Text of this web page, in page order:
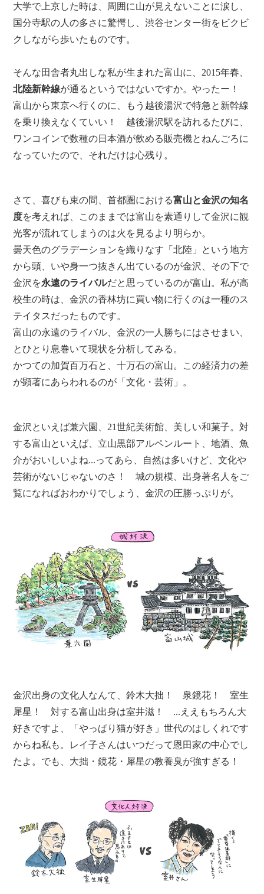
大学で上京した時は、周囲に山が見えないことに涙し、
国分寺駅の人の多さに驚愕し、渋谷センター街をビクビ
クしながら歩いたものです。
そんな田舎者丸出しな私が生まれた富山に、2015年春、
北陸新幹線が通るというではないですか。やったー！
富山から東京へ行くのに、もう越後湯沢で特急と新幹線
を乗り換えなくていい！ 越後湯沢駅を訪れるたびに、
ワンコインで数種の日本酒が飲める販売機とねんごろに
なっていたので、それだけは心残り。
さて、喜びも束の間、首都圏における富山と金沢の知名
度を考えれば、このままでは富山を素通りして金沢に観
光客が流れてしまうのは火を見るより明らか。
曇天色のグラデーションを織りなす「北陸」という地方
から頭、いや身一つ抜きん出ているのが金沢、その下で
金沢を永遠のライバルだと思っているのが富山。私が高
校生の時は、金沢の香林坊に買い物に行くのは一種のス
テイタスだったものです。
富山の永遠のライバル、金沢の一人勝ちにはさせまい、
とひとり息巻いて現状を分析してみる。
かつての加賀百万石と、十万石の富山。この経済力の差
が顕著にあらわれるのが「文化・芸術」。
金沢といえば兼六園、21世紀美術館、美しい和菓子。対
する富山といえば、立山黒部アルペンルート、地酒、魚
介がおいしいよね...ってあら、自然は多いけど、文化や
芸術がないじゃないのさ！ 城の規模、出身著名人をご
覧になればおわかりでしょう、金沢の圧勝っぷりが。
金沢出身の文化人なんて、鈴木大拙！ 泉鏡花！ 室生
犀星！ 対する富山出身は室井滋！ ...ええもちろん大
好きですよ、「やっぱり猫が好き」世代のはしくれです
からね私も。レイ子さんはいつだって恩田家の中心でし
たよ。でも、大拙・鏡花・犀星の教養臭が強すぎる！